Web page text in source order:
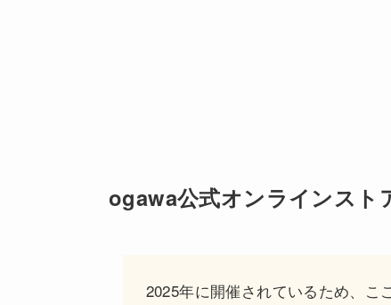
ogawa公式オンラインスト
2025年に開催されているため、こ